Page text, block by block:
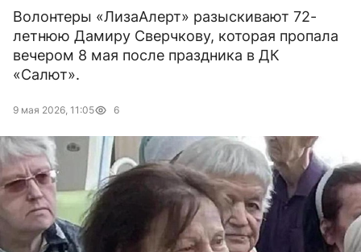
Волонтеры «ЛизаАлерт» разыскивают 72-
летнюю Дамиру Сверчкову, которая пропала
вечером 8 мая после праздника в ДК
«Салют».
9 мая 2026, 11:05 6